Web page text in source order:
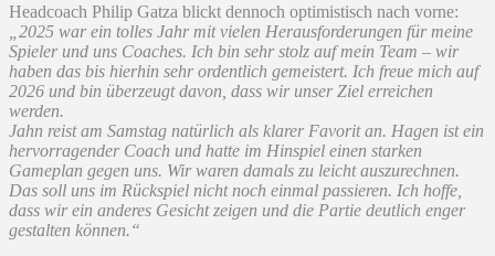
Headcoach Philip Gatza blickt dennoch optimistisch nach vorne:
„2025 war ein tolles Jahr mit vielen Herausforderungen für meine
Spieler und uns Coaches. Ich bin sehr stolz auf mein Team – wir
haben das bis hierhin sehr ordentlich gemeistert. Ich freue mich auf
2026 und bin überzeugt davon, dass wir unser Ziel erreichen
werden.
Jahn reist am Samstag natürlich als klarer Favorit an. Hagen ist ein
hervorragender Coach und hatte im Hinspiel einen starken
Gameplan gegen uns. Wir waren damals zu leicht auszurechnen.
Das soll uns im Rückspiel nicht noch einmal passieren. Ich hoffe,
dass wir ein anderes Gesicht zeigen und die Partie deutlich enger
gestalten können.“